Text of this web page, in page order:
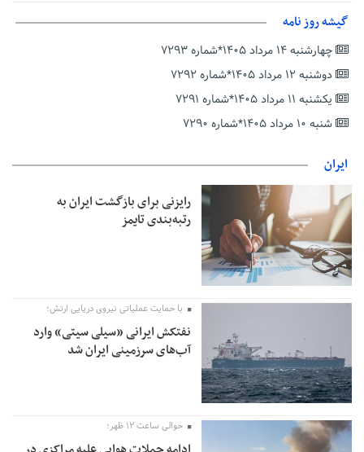
دفتر رهبر انقلاب: مطالب خارج از مراجع رسمی فاقد سندیت است
بقائی: فضای مذاکرات فنی و سیاسی ایران و عمان درباره تنگه هرمز،
مثبت است
رئیس سازمان جهاد کشاورزی استان: کشاورزان گیلان نسبت به
دریافت یارانه کود اقدام کنند
گیشه روز نامه
چهارشنبه ۱۴ مرداد ۱۴۰۵*شماره ۷۲۹۳
دوشنبه ۱۲ مرداد ۱۴۰۵*شماره ۷۲۹۲
یکشنبه ۱۱ مرداد ۱۴۰۵*شماره ۷۲۹۱
شنبه ۱۰ مرداد ۱۴۰۵*شماره ۷۲۹۰
ایران
رایزنی برای بازگشت ایران به
رتبه‌بندی تایمز
با حمایت عملیاتی نیروی دریایی ارتش؛
نفتکش ایرانی «سیلی سیتی» وارد
آب‌های سرزمینی ایران شد
حوالی ساعت ۱۲ ظهر؛